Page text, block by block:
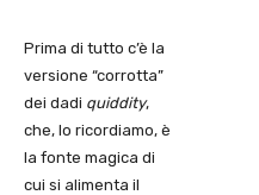
Prima di tutto c’è la
versione “corrotta”
dei dadi quiddity,
che, lo ricordiamo, è
la fonte magica di
cui si alimenta il